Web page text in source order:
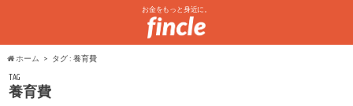
お金をもっと身近に。
ホーム タグ : 養育費
TAG
養育費